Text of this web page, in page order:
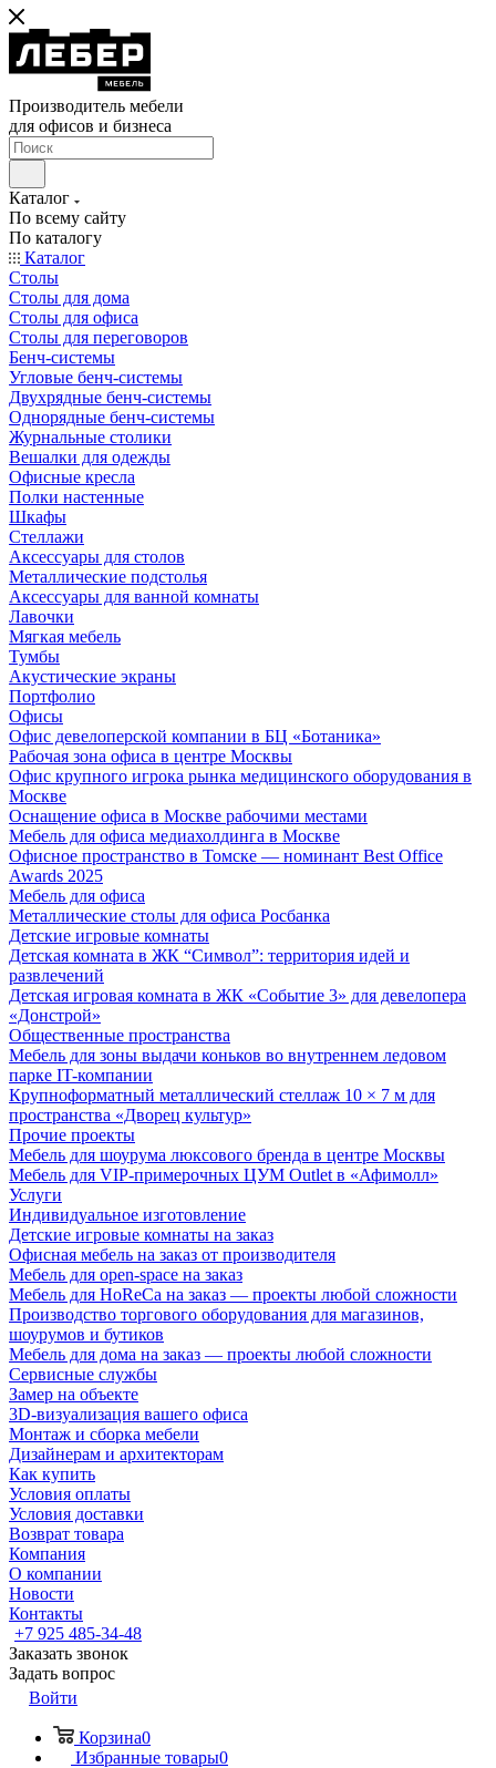
Производитель мебели
для офисов и бизнеса
Каталог
По всему сайту
По каталогу
Каталог
Столы
Столы для дома
Столы для офиса
Столы для переговоров
Бенч-системы
Угловые бенч-системы
Двухрядные бенч-системы
Однорядные бенч-системы
Журнальные столики
Вешалки для одежды
Офисные кресла
Полки настенные
Шкафы
Стеллажи
Аксессуары для столов
Металлические подстолья
Аксессуары для ванной комнаты
Лавочки
Мягкая мебель
Тумбы
Акустические экраны
Портфолио
Офисы
Офис девелоперской компании в БЦ «Ботаника»
Рабочая зона офиса в центре Москвы
Офис крупного игрока рынка медицинского оборудования в
Москве
Оснащение офиса в Москве рабочими местами
Мебель для офиса медиахолдинга в Москве
Офисное пространство в Томске — номинант Best Office
Awards 2025
Мебель для офиса
Металлические столы для офиса Росбанка
Детские игровые комнаты
Детская комната в ЖК “Символ”: территория идей и
развлечений
Детская игровая комната в ЖК «Событие 3» для девелопера
«Донстрой»
Общественные пространства
Мебель для зоны выдачи коньков во внутреннем ледовом
парке IT-компании
Крупноформатный металлический стеллаж 10 × 7 м для
пространства «Дворец культур»
Прочие проекты
Мебель для шоурума люксового бренда в центре Москвы
Мебель для VIP-примерочных ЦУМ Outlet в «Афимолл»
Услуги
Индивидуальное изготовление
Детские игровые комнаты на заказ
Офисная мебель на заказ от производителя
Мебель для open-space на заказ
Мебель для HoReCa на заказ — проекты любой сложности
Производство торгового оборудования для магазинов,
шоурумов и бутиков
Мебель для дома на заказ — проекты любой сложности
Сервисные службы
Замер на объекте
3D-визуализация вашего офиса
Монтаж и сборка мебели
Дизайнерам и архитекторам
Как купить
Условия оплаты
Условия доставки
Возврат товара
Компания
О компании
Новости
Контакты
+7 925 485-34-48
Заказать звонок
Задать вопрос
Войти
Корзина0
Избранные товары0